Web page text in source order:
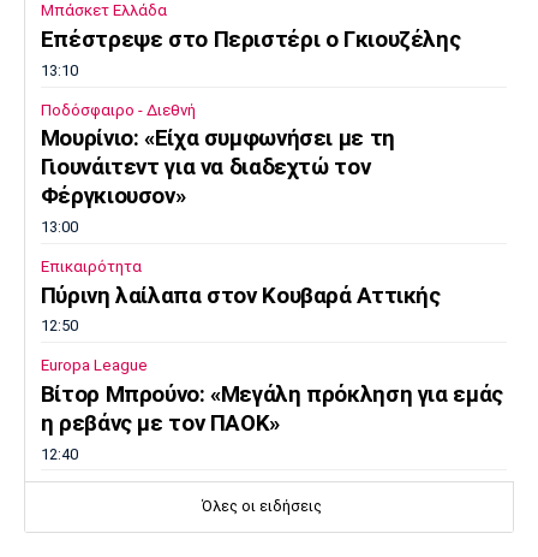
Μπάσκετ Ελλάδα
Επέστρεψε στο Περιστέρι ο Γκιουζέλης
13:10
Ποδόσφαιρο - Διεθνή
Μουρίνιο: «Είχα συμφωνήσει με τη
Γιουνάιτεντ για να διαδεχτώ τον
Φέργκιουσον»
13:00
Επικαιρότητα
Πύρινη λαίλαπα στον Κουβαρά Αττικής
12:50
Europa League
Βίτορ Μπρούνο: «Μεγάλη πρόκληση για εμάς
η ρεβάνς με τον ΠΑΟΚ»
12:40
Στην Καρδίτσα ο Τζόρνταν ΜακΡέι
Όλες οι ειδήσεις